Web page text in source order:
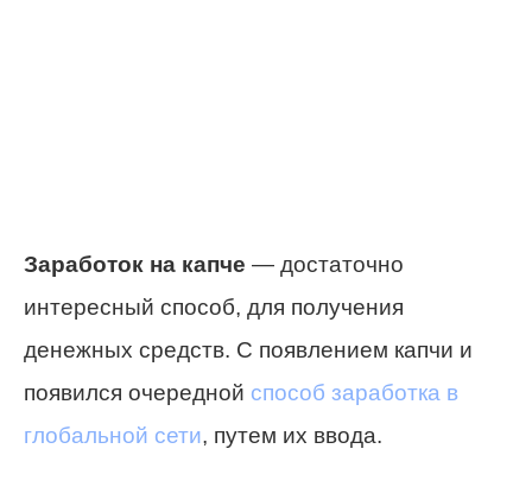
Заработок на капче — достаточно
интересный способ, для получения
денежных средств. С появлением капчи и
появился очередной способ заработка в
глобальной сети, путем их ввода.